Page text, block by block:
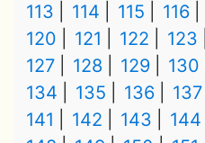
113
114 115 116
120
121 122 123
127
128 129 130
134
135 136 137
141
142 143 144